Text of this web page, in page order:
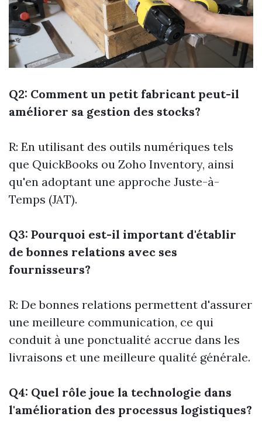
Q2: Comment un petit fabricant peut-il
améliorer sa gestion des stocks?
R: En utilisant des outils numériques tels
que QuickBooks ou Zoho Inventory, ainsi
qu'en adoptant une approche Juste-à-
Temps (JAT).
Q3: Pourquoi est-il important d'établir
de bonnes relations avec ses
fournisseurs?
R: De bonnes relations permettent d'assurer
une meilleure communication, ce qui
conduit à une ponctualité accrue dans les
livraisons et une meilleure qualité générale.
Q4: Quel rôle joue la technologie dans
l'amélioration des processus logistiques?